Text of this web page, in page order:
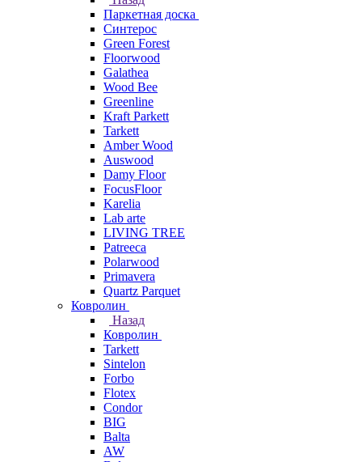
Паркетная доска
Синтерос
Green Forest
Floorwood
Galathea
Wood Bee
Greenline
Kraft Parkett
Tarkett
Amber Wood
Auswood
Damy Floor
FocusFloor
Karelia
Lab arte
LIVING TREE
Patreeca
Polarwood
Primavera
Quartz Parquet
Ковролин
Назад
Ковролин
Tarkett
Sintelon
Forbo
Flotex
Condor
BIG
Balta
AW